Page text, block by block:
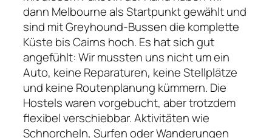
dann Melbourne als Startpunkt gewählt und
sind mit Greyhound-Bussen die komplette
Küste bis Cairns hoch. Es hat sich gut
angefühlt: Wir mussten uns nicht um ein
Auto, keine Reparaturen, keine Stellplätze
und keine Routenplanung kümmern. Die
Hostels waren vorgebucht, aber trotzdem
flexibel verschiebbar. Aktivitäten wie
Schnorcheln, Surfen oder Wanderungen